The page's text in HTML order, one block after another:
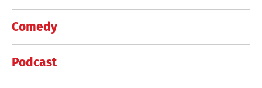
Comedy
Podcast